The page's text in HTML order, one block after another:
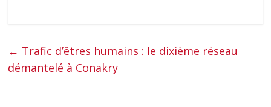
← Trafic d’êtres humains : le dixième réseau
démantelé à Conakry